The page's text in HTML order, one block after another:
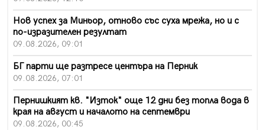
Нов успех за Миньор, отново със суха мрежа, но и с
по-изразителен резултат
09.08.2026, 09:01
БГ парти ще разтресе центъра на Перник
09.08.2026, 07:01
Пернишкият кв. "Изток" още 12 дни без топла вода в
края на август и началото на септември
09.08.2026, 00:45